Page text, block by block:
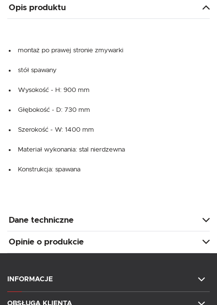
Opis produktu
montaż po prawej stronie zmywarki
stół spawany
Wysokość - H: 900 mm
Głębokość - D: 730 mm
Szerokość - W: 1400 mm
Materiał wykonania: stal nierdzewna
Konstrukcja: spawana
Dane techniczne
Opinie o produkcie
INFORMACJE
OBSŁUGA KLIENTA